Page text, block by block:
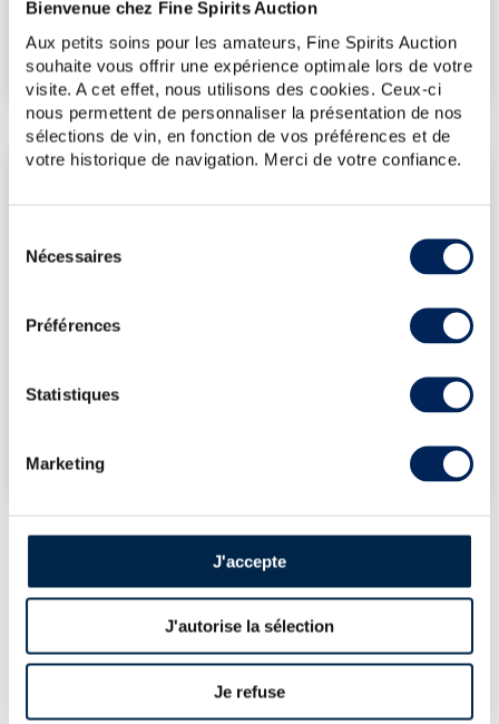
Bienvenue chez Fine Spirits Auction
Aux petits soins pour les amateurs, Fine Spirits Auction
souhaite vous offrir une expérience optimale lors de votre
visite. A cet effet, nous utilisons des cookies. Ceux-ci
nous permettent de personnaliser la présentation de nos
sélections de vin, en fonction de vos préférences et de
votre historique de navigation. Merci de votre confiance.
Nécessaires
Préférences
Statistiques
Marketing
J'accepte
J'autorise la sélection
Je refuse
73€ (plus haut annuel)
(plus bas annuel)
LES DERNIÈRES ADJUDICATIONS
03/10/2025
72€
72€
50€
53€
PRÉSENTATION DU LOT
PAUL GIRAUD 1999 OF. FIN DU SIÈCLE
VELIER 70TH ANNIVERSARY